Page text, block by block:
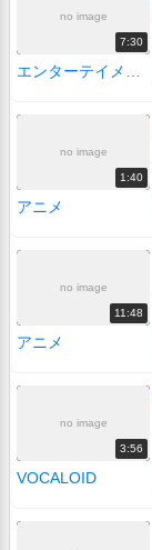
no image
7:30
no image
1:40
アニメ
no image
11:48
アニメ
no image
3:56
VOCALOID